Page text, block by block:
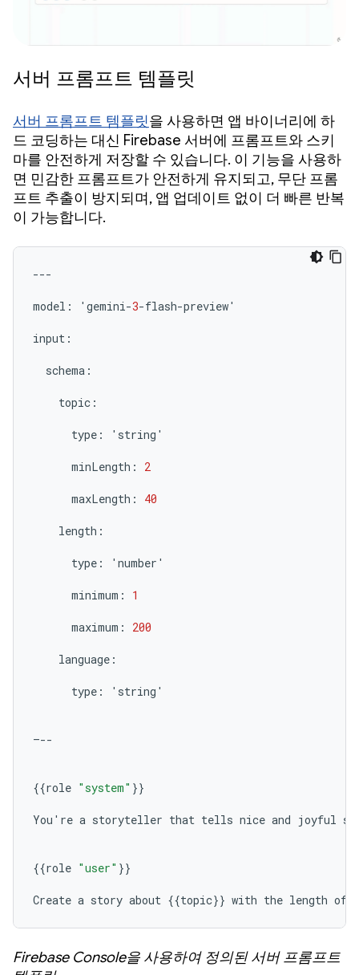
서버 프롬프트 템플릿
서버 프롬프트 템플릿을 사용하면 앱 바이너리에 하
드 코딩하는 대신 Firebase 서버에 프롬프트와 스키
마를 안전하게 저장할 수 있습니다. 이 기능을 사용하
면 민감한 프롬프트가 안전하게 유지되고, 무단 프롬
프트 추출이 방지되며, 앱 업데이트 없이 더 빠른 반복
이 가능합니다.
---
model : ' gemini-3-flash-preview'
input :
schema :
topic :
type : ' string '
minLength : 2
maxLength : 40
length :
type : ' number '
minimum : 1
maximum : 200
language :
type : ' string '
—--
{{role "system" }}
You ' re a storyteller that tells nice and joyful
{{role "user" }}
Create a story about {{topic}} with the length of
Firebase Console을 사용하여 정의된 서버 프롬프트